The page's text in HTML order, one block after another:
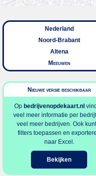
Nederland
Noord-Brabant
Altena
Meeuwen
Nieuwe versie beschikbaar
Op bedrijvenopdekaart.nl
veel meer informatie per
veel meer bedrijven. Ook
filters toepassen en
naar Excel.
Bekijken